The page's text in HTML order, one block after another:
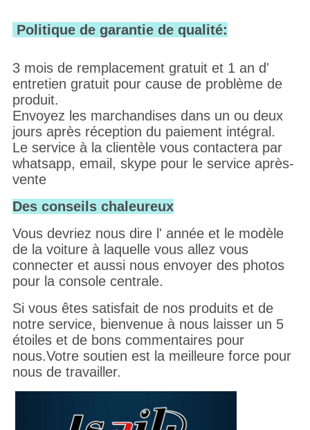
Politique de garantie de qualité:
3 mois de remplacement gratuit et 1 an d'
entretien gratuit pour cause de problème de
produit.
Envoyez les marchandises dans un ou deux
jours après réception du paiement intégral.
Le service à la clientèle vous contactera par
whatsapp, email, skype pour le service après-
vente
Des conseils chaleureux
Vous devriez nous dire l' année et le modèle
de la voiture à laquelle vous allez vous
connecter et aussi nous envoyer des photos
pour la console centrale.
Si vous êtes satisfait de nos produits et de
notre service, bienvenue à nous laisser un 5
étoiles et de bons commentaires pour
nous.Votre soutien est la meilleure force pour
nous de travailler.